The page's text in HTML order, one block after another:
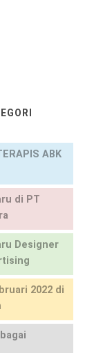
ABK
di PT
Designer
2022 di